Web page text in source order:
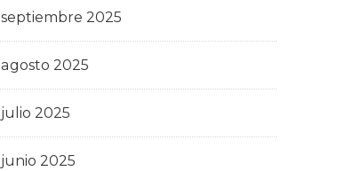
septiembre 2025
agosto 2025
julio 2025
junio 2025